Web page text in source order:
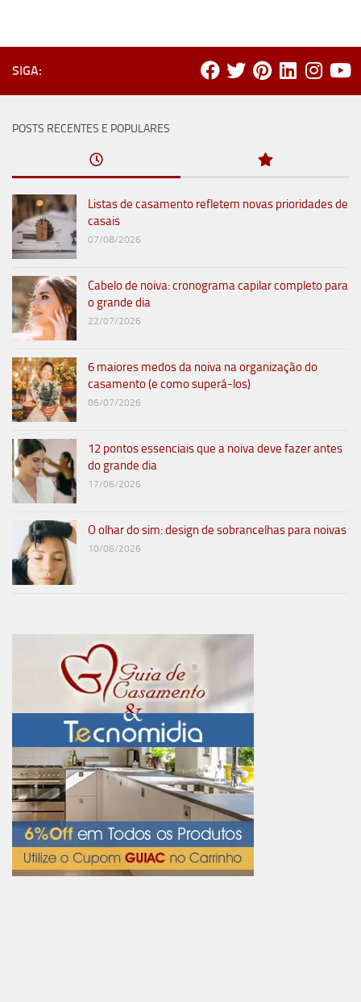
SIGA:
POSTS RECENTES E POPULARES
Listas de casamento refletem novas prioridades de
casais
07/08/2026
Cabelo de noiva: cronograma capilar completo para
o grande dia
22/07/2026
6 maiores medos da noiva na organização do
casamento (e como superá-los)
06/07/2026
12 pontos essenciais que a noiva deve fazer antes
do grande dia
17/06/2026
O olhar do sim: design de sobrancelhas para noivas
10/06/2026